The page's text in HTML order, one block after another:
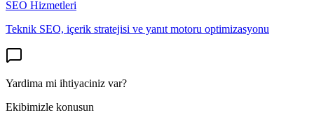
SEO Hizmetleri
Teknik SEO, içerik stratejisi ve yanıt motoru optimizasyonu
Yardima mi ihtiyaciniz var?
Ekibimizle konusun